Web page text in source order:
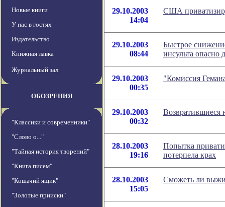
Новые книги
У нас в гостях
Издательство
Книжная лавка
Журнальный зал
ОБОЗРЕНИЯ
"Классики и современники"
"Слово о..."
"Тайная история творений"
"Книга писем"
"Кошачий ящик"
"Золотые прииски"
29.10.2003
14:04
США
29.10.2003
08:44
Быстрое
инсульта опасно
29.10.2003
00:35
"Комиссия
29.10.2003
00:32
Возвратившиеся
28.10.2003
19:16
Попытка
потерпела крах
28.10.2003
15:05
Сможеть ли